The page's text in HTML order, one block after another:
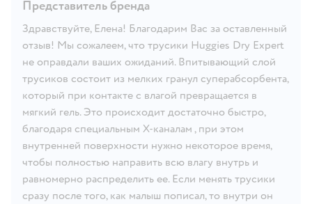
Представитель бренда
Здравствуйте, Елена! Благодарим Вас за оставленный
отзыв! Мы сожалеем, что трусики Huggies Dry Expert
не оправдали ваших ожиданий. Впитывающий слой
трусиков состоит из мелких гранул суперабсорбента,
который при контакте с влагой превращается в
мягкий гель. Это происходит достаточно быстро,
благодаря специальным X-каналам , при этом
внутренней поверхности нужно некоторое время,
чтобы полностью направить всю влагу внутрь и
равномерно распределить ее. Если менять трусики
сразу после того, как малыш пописал, то внутри он